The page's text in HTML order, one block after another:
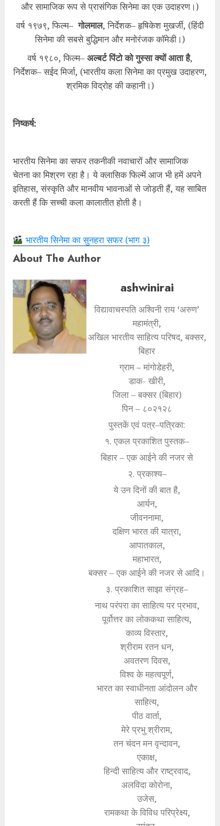
और सामाजिक रूप से प्रासंगिक सिनेमा का एक उदाहरण।)
वर्ष १९७९, फिल्म–गोलमाल, निर्देशक– हृषिकेश मुखर्जी, (हिंदी
सिनेमा की सबसे बुद्धिमान और मनोरंजक कॉमेडी।)
वर्ष १९८०, फिल्म– अल्बर्ट पिंटो को गुस्सा क्यों आता है,
निर्देशक– सईद मिर्जा, (भारतीय कला सिनेमा का प्रमुख उदाहरण,
श्रमिक विद्रोह की कहानी।)
निष्कर्ष:
भारतीय सिनेमा का सफर तकनीकी नवाचारों और सामाजिक
चेतना का मिश्रण रहा है। ये क्लासिक फिल्में आज भी हमें अपने
इतिहास, संस्कृति और मानवीय भावनाओं से जोड़ती हैं, यह साबित
करती हैं कि सच्ची कला कालातीत होती है।
भारतीय सिनेमा का सुनहरा सफर (भाग ३)
About The Author
ashwinirai
विद्यावाचस्पति अश्विनी राय ‘अरुण’
महामंत्री,
अखिल भारतीय साहित्य परिषद, बक्सर,
बिहार
ग्राम – मांगोडेहरी,
डाक- खीरी,
जिला – बक्सर (बिहार)
पिन – ८०२१२८
पुस्तकें एवं पत्र–पत्रिका:
१. एकल प्रकाशित पुस्तक–
बिहार – एक आईने की नजर से
२. प्रकाश्य–
ये उन दिनों की बात है,
आर्यन,
जीवननामा,
दक्षिण भारत की यात्रा,
आपातकाल,
महाभारत,
बक्सर – एक आईने की नजर से आदि।
३. प्रकाशित साझा संग्रह–
नाथ परंपरा का साहित्य पर प्रभाव,
पूर्वोत्तर का लोककथा साहित्य,
काव्य विस्तार,
श्रीराम रतन धन,
अवतरण दिवस,
विश्व के महत्वपूर्ण,
भारत का स्वाधीनता आंदोलन और
साहित्य,
पीठ वार्ता,
मेरे प्रभु श्रीराम,
तन चंदन मन वृन्दावन,
एकाक्ष,
हिन्दी साहित्य और राष्ट्रवाद,
अलविदा कोरोना,
उजेस,
रामकथा के विविध परिप्रेक्ष्य,